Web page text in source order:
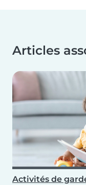
Articles
Activités de